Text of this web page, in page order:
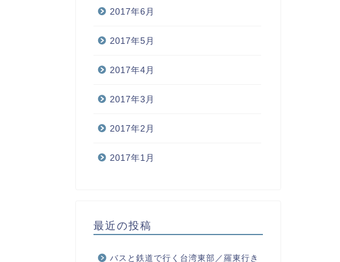
2017年6月
2017年5月
2017年4月
2017年3月
2017年2月
2017年1月
最近の投稿
バスと鉄道で行く台湾東部／羅東行き